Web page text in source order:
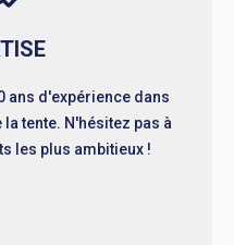
ans d'expérience dans
la tente. N'hésitez pas à
les plus ambitieux !